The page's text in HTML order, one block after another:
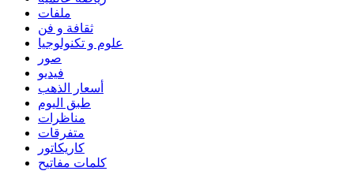
ملفات
ثقافة و فن
علوم و تكنولوجيا
صور
فيديو
أسعار الذهب
طبق اليوم
مناظرات
متفرقات
كاريكاتور
كلمات مفاتيح